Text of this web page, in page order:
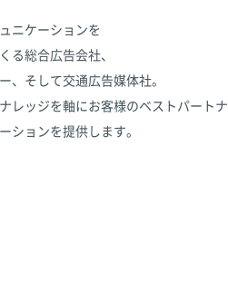
ニケーションを
る総合広告会社、
、そして交通広告媒体社。
レッジを軸にお客様のベストパートナ
ションを提供します。